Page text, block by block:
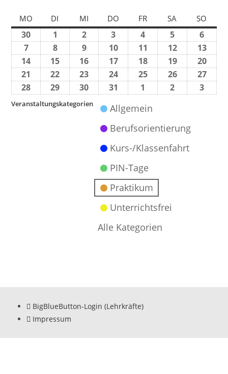
MO DI MI DO FR SA SO
30 1 2 3 4 5
6
7
8 9 10 11 12
13
14
15 16 17 18 19
20
21
22 23 24 25 26
27
28
29 30 31 1 2 3
Veranstaltungskategorien
Allgemein
Berufsorientierung
Kurs-/Klassenfahrt
PIN-Tage
Praktikum
Unterrichtsfrei
Alle Kategorien
BigBlueButton-Login (Lehrkräfte)
Impressum